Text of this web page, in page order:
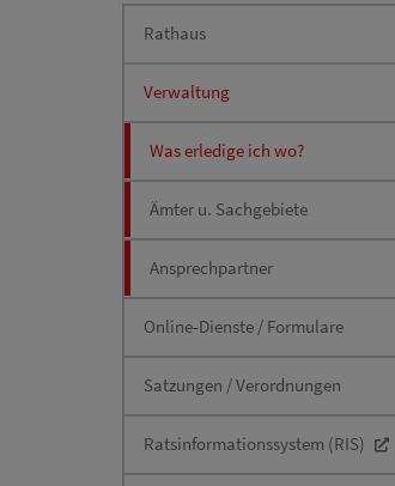
Rathaus
Verwaltung
Was erledige ich wo?
Ämter u. Sachgebiete
Ansprechpartner
Online-Dienste / Formulare
Satzungen / Verordnungen
Ratsinformationssystem (RIS)